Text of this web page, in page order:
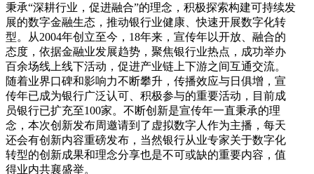
秉承“深耕行业，促进融合”的理念，积极探索构建可持续发
展的数字金融生态，推动银行业健康、快速开展数字化转
型。从2004年创立至今，18年来，宣传年以开放、融合的
态度，依据金融业发展趋势，聚焦银行业热点，成功举办
百余场线上线下活动，促进产业链上下游之间互通交流。
随着业界口碑和影响力不断攀升，传播效应与日俱增，宣
传年已成为银行广泛认可、积极参与的重要活动，目前成
员银行已扩充至100家。不断创新是宣传年一直秉承的理
念，本次创新发布周邀请到了虚拟数字人作为主播，每天
还会有创新内容重磅发布，当然银行从业专家关于数字化
转型的创新成果和理念分享也是不可或缺的重要内容，值
得业内共襄盛举。